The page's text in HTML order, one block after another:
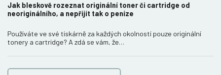
Jak bleskově rozeznat originální toner či cartridge od
neoriginálního, a nepřijít tak o peníze
Používáte ve své tiskárně za každých okolností pouze originální
tonery a cartridge? A zdá se vám, že…